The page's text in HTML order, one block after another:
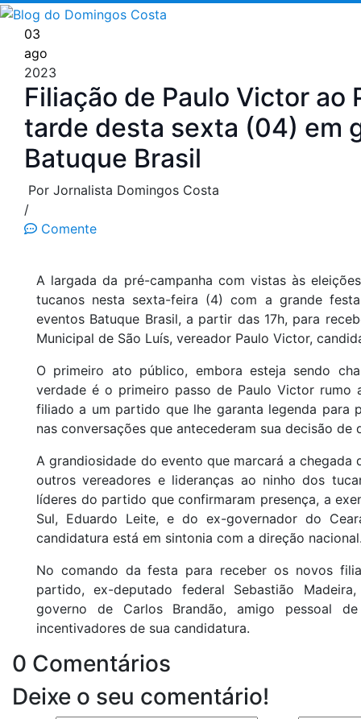
Pular
para
conteúdo
03
ago
2023
Filiação de Paulo Victor ao
tarde desta sexta (04) em
Batuque Brasil
Por Jornalista Domingos Costa
/
Comente
A largada da pré-campanha com vistas às
tucanos nesta sexta-feira (4) com a grande
eventos Batuque Brasil, a partir das 17h, para
Municipal de São Luís, vereador Paulo Victor,
O primeiro ato público, embora esteja sendo
verdade é o primeiro passo de Paulo Victor rumo
filiado a um partido que lhe garanta legenda para
nas conversações que antecederam sua decisão de
A grandiosidade do evento que marcará a chegada
outros vereadores e lideranças ao ninho dos
líderes do partido que confirmaram presença, a
Sul, Eduardo Leite, e do ex-governador do
candidatura está em sintonia com a direção
No comando da festa para receber os novos
partido, ex-deputado federal Sebastião
governo de Carlos Brandão, amigo pessoal
incentivadores de sua candidatura.
0 Comentários
Deixe o seu comentário!